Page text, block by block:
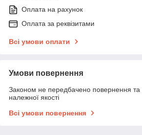
Оплата на рахунок
Оплата за реквізитами
Всі умови оплати
Умови повернення
Законом не передбачено повернення та
належної якості
Всі умови повернення